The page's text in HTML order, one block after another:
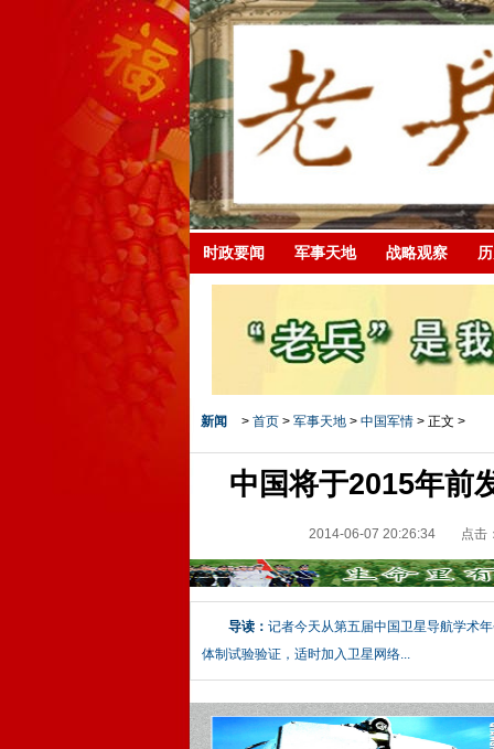
时政要闻 军事天地 战略观察
新闻 > 首页 > 军事天地 > 中国军情 > 正文 >
中国将于2015年前
2014-06-07 20:26:34 点击
导读： 记者今天从第五届中国卫星导航学术
体制试验验证，适时加入卫星网络...